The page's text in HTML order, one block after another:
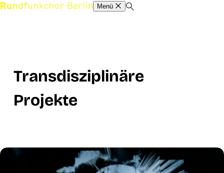
Menü
Transdisziplinäre
Projekte